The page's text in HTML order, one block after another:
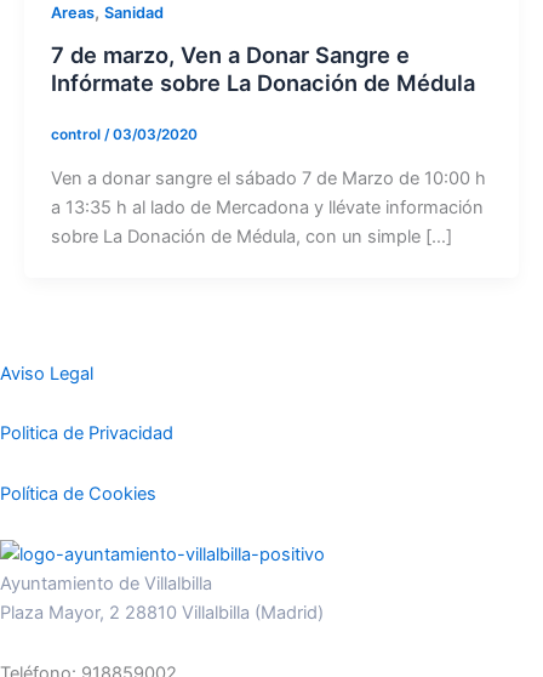
Areas, Sanidad
7 de marzo, Ven a Donar Sangre e
Infórmate sobre La Donación de Médula
control /03/03/2020
Ven a donar sangre el sábado 7 de Marzo de 10:00 h
a 13:35 h al lado de Mercadona y llévate información
sobre La Donación de Médula, con un simple […]
Aviso Legal
Politica de Privacidad
Política de Cookies
Ayuntamiento de Villalbilla
Plaza Mayor, 2 28810 Villalbilla (Madrid)